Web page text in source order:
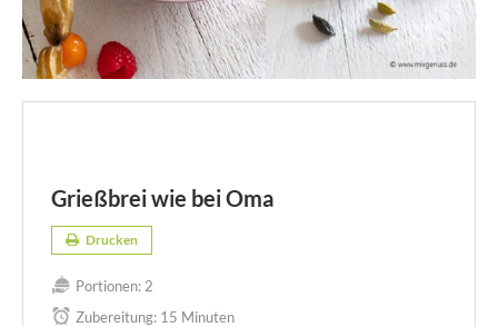
Grießbrei wie bei Oma
Drucken
Portionen: 2
Zubereitung: 15 Minuten